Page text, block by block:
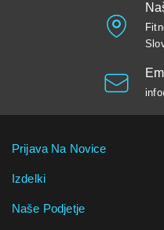
Prijava Na Novice
Izdelki
Naše Podjetje